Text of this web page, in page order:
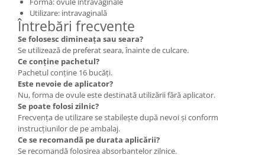
Utilizare: intravaginală
Întrebări frecvente
Se folosesc dimineața sau seara?
Se utilizează de preferat seara, înainte de culcare.
Ce conține pachetul?
Pachetul conține 16 bucăți.
Este nevoie de aplicator?
Nu, forma de ovule este destinată utilizării fără aplicator.
Se poate folosi zilnic?
Frecvența de utilizare se stabilește după nevoi și conform
instrucțiunilor de pe ambalaj.
Ce se recomandă pe durata aplicării?
Se recomandă folosirea absorbantelor zilnice.